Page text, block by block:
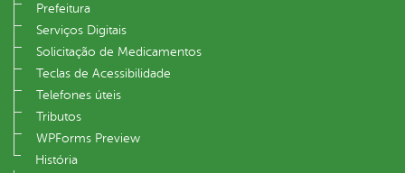
Prefeitura
Serviços Digitais
Solicitação de Medicamentos
Teclas de Acessibilidade
Telefones úteis
Tributos
WPForms Preview
História